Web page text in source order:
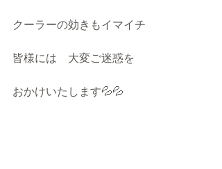
クーラーの効きもイマイチ
皆様には　大変ご迷惑を
おかけいたします💦💦